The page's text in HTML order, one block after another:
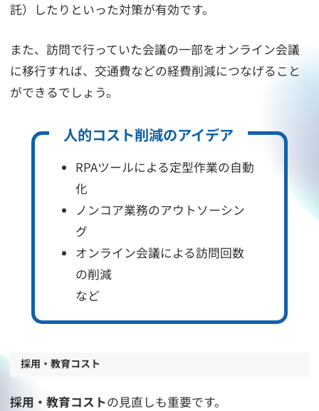
託）したりといった対策が有効です。
また、訪問で行っていた会議の一部をオンライン会議
に移行すれば、交通費などの経費削減につなげること
ができるでしょう。
人的コスト削減のアイデア
RPAツールによる定型作業の自動
化
ノンコア業務のアウトソーシン
グ
オンライン会議による訪問回数
の削減
など
採用・教育コスト
採用・教育コストの見直しも重要です。